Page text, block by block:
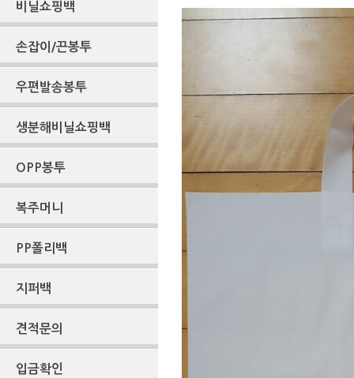
비닐쇼핑백
손잡이/끈봉투
우편발송봉투
생분해비닐쇼핑백
OPP봉투
복주머니
PP폴리백
지퍼백
견적문의
입금확인